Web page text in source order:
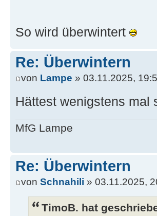
So wird überwintert
Re: Überwintern
von Lampe » 03.11.2025,
Hättest wenigstens mal
MfG Lampe
Re: Überwintern
von Schnahili » 03.11.2025,
TimoB. hat